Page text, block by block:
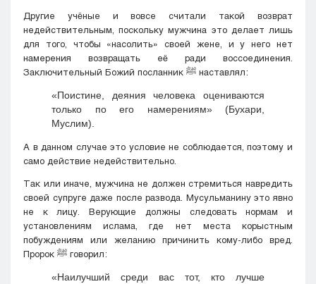
Другие учёные и вовсе считали такой возврат
недействительным, поскольку мужчина это делает лишь
для того, чтобы «насолить» своей жене, и у него нет
намерения возвращать её ради воссоединения.
Заключительный Божий посланник ﷺ наставлял:
«Поистине, деяния человека оцениваются
только по его намерениям» (Бухари,
Муслим).
А в данном случае это условие не соблюдается, поэтому и
само действие недействительно.
Так или иначе, мужчина не должен стремиться навредить
своей супруге даже после развода. Мусульманину это явно
не к лицу. Верующие должны следовать нормам и
установлениям ислама, где нет места корыстным
побуждениям или желанию причинить кому-либо вред.
Пророк ﷺ говорил:
«Наилучший среди вас тот, кто лучше